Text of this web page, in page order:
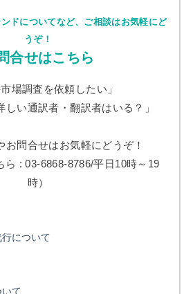
ドについてなど、ご相談はお気軽にど
うぞ！
合せはこちら
市場調査を依頼したい」
しい通訳者・翻訳者はいる？」
お問合せはお気軽にどうぞ！
ら : 03-6868-8786/平日10時～19
時）